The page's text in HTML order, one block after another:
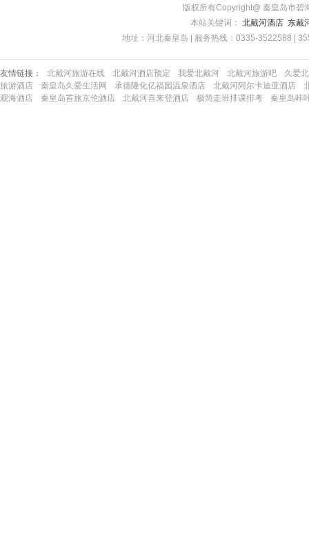
版权所有Copyright@ 秦皇岛市
本站关键词： 北戴河酒店 东戴
地址：河北秦皇岛 | 服务热线：0335-3522588 |
友情链接： 北戴河旅游在线 北戴河酒店预定 我爱北戴河 北戴河旅游吧
久爱
旅游酒店
秦皇岛久爱生活网 承德隆化亿福园温泉酒店 北戴河阿尔卡迪亚酒店
观海酒店
秦皇岛首旅京伦酒店 北戴河喜来登酒店 极简走班排课排考 秦皇岛咔